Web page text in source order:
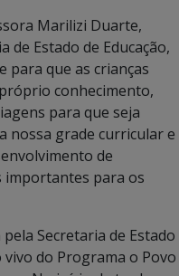
Marilizi Duarte,
Estado de Educação,
que as crianças
conhecimento,
para que seja
nossa grade curricular e
de
importantes para os
Secretaria de Estado
vivo do Programa o Povo